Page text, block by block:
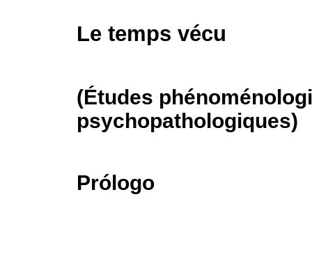
Le temps vécu
(Études
psychopathologiques)
Prólogo